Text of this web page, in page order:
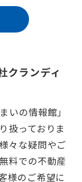
クランディ
いの情報館」
扱っておりま
々な疑問やご
料での不動産
様のご希望に